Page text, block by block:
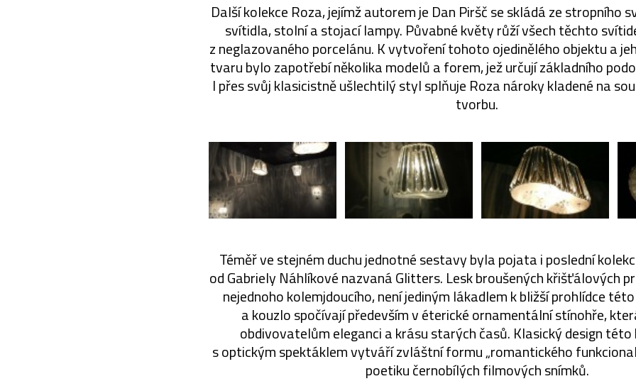
Další kolekce Roza, jejímž autorem je Dan Piršč se skládá ze stropního
svítidla, stolní a stojací lampy. Půvabné květy růží všech těchto
z neglazovaného porcelánu. K vytvoření tohoto ojedinělého objektu a
tvaru bylo zapotřebí několika modelů a forem, jež určují základního
I přes svůj klasicistně ušlechtilý styl splňuje Roza nároky kladené na
tvorbu.
Téměř ve stejném duchu jednotné sestavy byla pojata i poslední
od Gabriely Náhlíkové nazvaná Glitters. Lesk broušených křišťálových
nejednoho kolemjdoucího, není jediným lákadlem k bližší prohlídce
a kouzlo spočívají především v éterické ornamentální stínohře,
obdivovatelům eleganci a krásu starých časů. Klasický design této
s optickým spektáklem vytváří zvláštní formu „romantického
poetiku černobílých filmových snímků.